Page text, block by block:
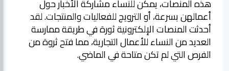
هذه المنصات، يمكن للنساء مشاركة الأخبار حول
أعمالهن بسرعة، أو الترويج للفعاليات والمنتجات. لقد
أحدثت المنصات الإلكترونية ثورة في طريقة ممارسة
العديد من النساء للأعمال التجارية، مما فتح ثروة من
الفرص التي لم تكن متاحة في الماضي.